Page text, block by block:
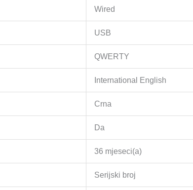
Wired
USB
QWERTY
International English
Crna
Da
36 mjeseci(a)
Serijski broj